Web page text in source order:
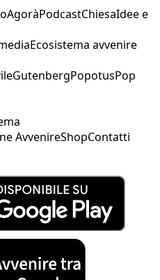
AgoràPodcastChiesaIdee e
Ecosistema avvenire
GutenbergPopotusPop
AvvenireShopContatti